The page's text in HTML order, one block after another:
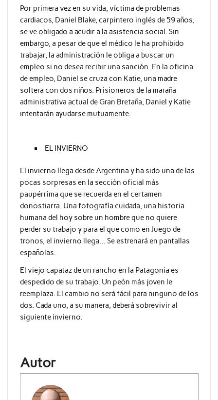
Por primera vez en su vida, víctima de problemas
cardiacos, Daniel Blake, carpintero inglés de 59 años,
se ve obligado a acudir a la asistencia social. Sin
embargo, a pesar de que el médico le ha prohibido
trabajar, la administración le obliga a buscar un
empleo si no desea recibir una sanción. En la oficina
de empleo, Daniel se cruza con Katie, una madre
soltera con dos niños. Prisioneros de la maraña
administrativa actual de Gran Bretaña, Daniel y Katie
intentarán ayudarse mutuamente.
EL INVIERNO
El invierno llega desde Argentina y ha sido una de las
pocas sorpresas en la sección oficial más
paupérrima que se recuerda en el certamen
donostiarra. Una fotografía cuidada, una historia
humana del hoy sobre un hombre que no quiere
perder su trabajo y para el que como en Juego de
tronos, el invierno llega… Se estrenará en pantallas
españolas.
El viejo capataz de un rancho en la Patagonia es
despedido de su trabajo. Un peón más joven le
reemplaza. El cambio no será fácil para ninguno de los
dos. Cada uno, a su manera, deberá sobrevivir al
siguiente invierno.
Autor